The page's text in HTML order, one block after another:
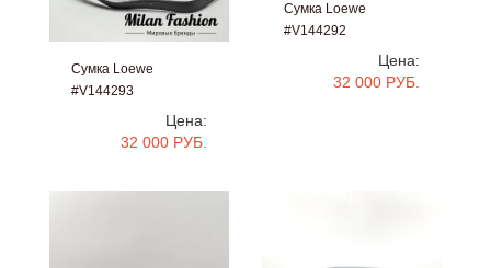
Сумка Loewe
#V144293
Цена:
32 000 РУБ.
Сумка Loewe
#V144292
Цена:
32 000 РУБ.